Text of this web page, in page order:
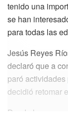
tenido una
se han
para todas las
Jesús Reyes
declaró que a
paró
decidió retomar
Desde la